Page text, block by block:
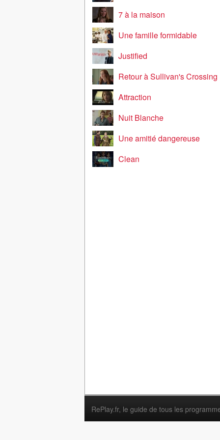
7 à la maison
Une famille formidable
Justified
Retour à Sullivan's Crossing
Attraction
Nuit Blanche
Une amitié dangereuse
Clean
RePlay.fr, le guide de tous les